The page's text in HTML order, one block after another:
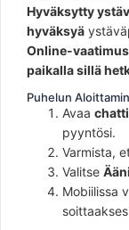
Hyväksytty
hyväksyä
Online-
paikalla sillä
Puhelun
Avaa chatti
pyyntösi.
Varmista,
Valitse
Mobiilissa